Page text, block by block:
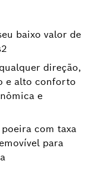
baixo valor de
direção,
e alto conforto
e
com taxa
para